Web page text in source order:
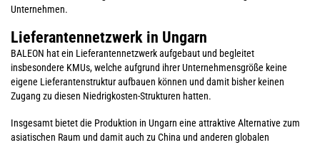
Unternehmen.
Lieferantennetzwerk in Ungarn
BALEON hat ein Lieferantennetzwerk aufgebaut und begleitet
insbesondere KMUs, welche aufgrund ihrer Unternehmensgröße keine
eigene Lieferantenstruktur aufbauen können und damit bisher keinen
Zugang zu diesen Niedrigkosten-Strukturen hatten.
Insgesamt bietet die Produktion in Ungarn eine attraktive Alternative zum
asiatischen Raum und damit auch zu China und anderen globalen